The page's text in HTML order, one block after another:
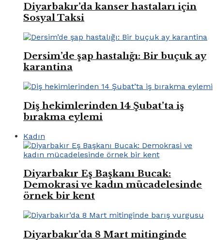
Diyarbakır’da kanser hastaları için
Sosyal Taksi
Dersim’de şap hastalığı: Bir buçuk ay
karantina
Diş hekimlerinden 14 Şubat’ta iş
bırakma eylemi
Kadın
Diyarbakır Eş Başkanı Bucak:
Demokrasi ve kadın mücadelesinde
örnek bir kent
Diyarbakır’da 8 Mart mitinginde